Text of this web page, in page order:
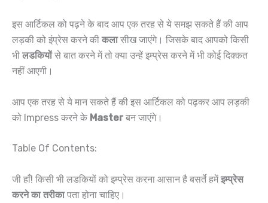
इस आर्टिकल को पढ़ने के बाद आप एक तरह से ये समझ सकते हैं की आप
लड़की को इंप्रेस करने की कलासीख जाएंगे। ‌जिसके बाद आपको किसी
भी लडकियोंसे बात करने में तो क्या उन्हें इम्प्रेस करने में भी कोई दिक्कत
नहीं आएगी।
आप एक तरह से ये मान सकते हैं की इस आर्टिकल को पढ़कर आप लड़की
को Impress करने के Master बन जाएंगे।
Table Of Contents:
जी हाँ! किसी भी लडकियों को इम्प्रेस करना आसान है बसर्ते हमेंइम्प्रेस
करने का तरीकापता होना चाहिए।